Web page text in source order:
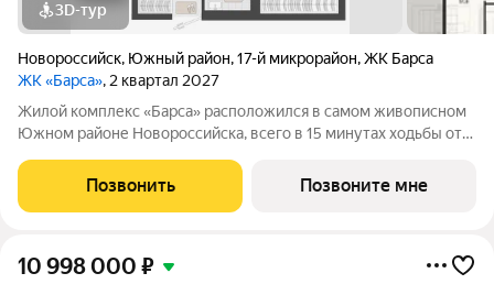
3D-тур
Новороссийск, Южный район,17-й микрорайон,ЖК Барса
ЖК «Барса», 2 квартал 2027
Жилой комплекс «Барса» расположился в самом живописном
Южном районе Новороссийска, всего в 15 минутах ходьбы от
этажей. Проект объединяет просторные квартиры с
панорамными окнами, продуманные
Позвонить Позвоните мне
10 998 000 ₽